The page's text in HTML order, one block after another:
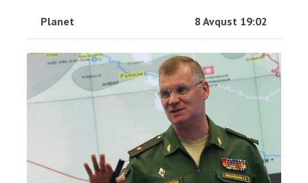
Planet 8 Avqust 19:02